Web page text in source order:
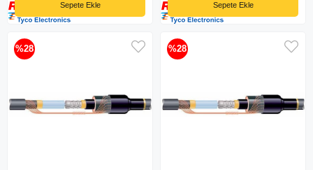
Sepete Ekle Sepete Ekle
%28 %28